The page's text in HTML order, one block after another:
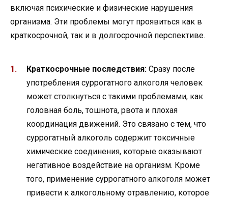
включая психические и физические нарушения
организма. Эти проблемы могут проявиться как в
краткосрочной, так и в долгосрочной перспективе.
Краткосрочные последствия: Сразу после
употребления суррогатного алкоголя человек
может столкнуться с такими проблемами, как
головная боль, тошнота, рвота и плохая
координация движений. Это связано с тем, что
суррогатный алкоголь содержит токсичные
химические соединения, которые оказывают
негативное воздействие на организм. Кроме
того, применение суррогатного алкоголя может
привести к алкогольному отравлению, которое